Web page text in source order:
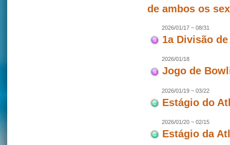
de ambos os
2026/01/17 ~ 08/31
1a Divisão
2026/01/18
Jogo de
2026/01/19 ~ 03/22
Estágio do
2026/01/20 ~ 02/15
Estágio da